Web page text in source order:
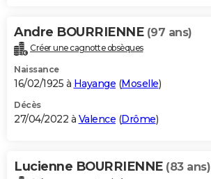
Andre BOURRIENNE (97 ans)
Créer une cagnotte obsèques
Naissance
16/02/1925 à Hayange (Moselle)
Décès
27/04/2022 à Valence (Drôme)
Lucienne BOURRIENNE (83 ans)